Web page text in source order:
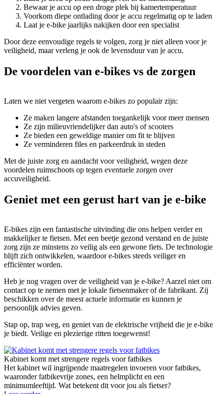
Bewaar je accu op een droge plek bij kamertemperatuur
Voorkom diepe ontlading door je accu regelmatig op te laden
Laat je e-bike jaarlijks nakijken door een specialist
Door deze eenvoudige regels te volgen, zorg je niet alleen voor je
veiligheid, maar verleng je ook de levensduur van je accu.
De voordelen van e-bikes vs de zorgen
Laten we niet vergeten waarom e-bikes zo populair zijn:
Ze maken langere afstanden toegankelijk voor meer mensen
Ze zijn milieuvriendelijker dan auto's of scooters
Ze bieden een geweldige manier om fit te blijven
Ze verminderen files en parkeerdruk in steden
Met de juiste zorg en aandacht voor veiligheid, wegen deze
voordelen ruimschoots op tegen eventuele zorgen over
accuveiligheid.
Geniet met een gerust hart van je e-bike
E-bikes zijn een fantastische uitvinding die ons helpen verder en
makkelijker te fietsen. Met een beetje gezond verstand en de juiste
zorg zijn ze minstens zo veilig als een gewone fiets. De technologie
blijft zich ontwikkelen, waardoor e-bikes steeds veiliger en
efficiënter worden.
Heb je nog vragen over de veiligheid van je e-bike? Aarzel niet om
contact op te nemen met je lokale fietsenmaker of de fabrikant. Zij
beschikken over de meest actuele informatie en kunnen je
persoonlijk advies geven.
Stap op, trap weg, en geniet van de elektrische vrijheid die je e-bike
je biedt. Veilige en plezierige ritten toegewenst!
Kabinet komt met strengere regels voor fatbikes
Het kabinet wil ingrijpende maatregelen invoeren voor fatbikes,
waaronder fatbikevrije zones, een helmplicht en een
minimumleeftijd. Wat betekent dit voor jou als fietser?